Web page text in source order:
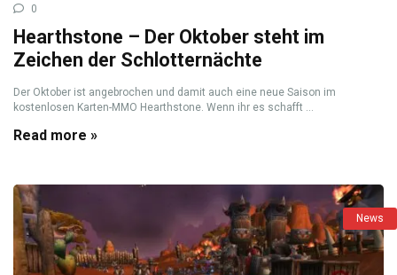
0
Hearthstone – Der Oktober steht im
Zeichen der Schlotternächte
Der Oktober ist angebrochen und damit auch eine neue Saison im
kostenlosen Karten-MMO Hearthstone. Wenn ihr es schafft ...
Read more »
News